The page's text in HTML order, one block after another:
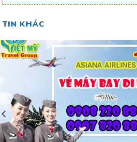
TIN KHÁC